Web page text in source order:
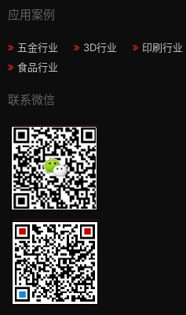
应用案例
五金行业 3D行业 印刷行业
食品行业
联系微信